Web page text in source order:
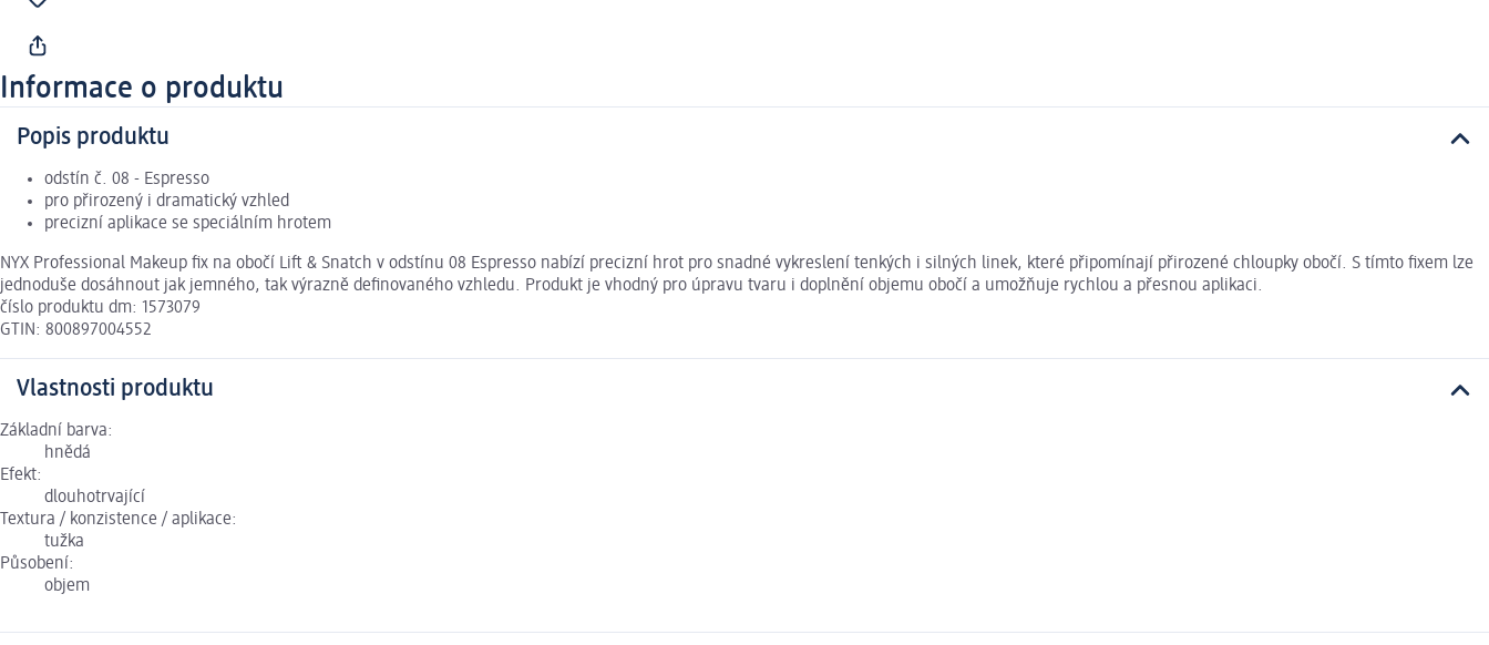
Informace o produktu
Popis produktu
odstín č. 08 - Espresso
pro přirozený i dramatický vzhled
precizní aplikace se speciálním hrotem
NYX Professional Makeup fix na obočí Lift & Snatch v odstínu 08 Espresso nabízí precizní hrot pro snadné vykreslení tenkých i silných linek, které připomínají přirozené chloupky obočí. S tímto fixem lze
jednoduše dosáhnout jak jemného, tak výrazně definovaného vzhledu. Produkt je vhodný pro úpravu tvaru i doplnění objemu obočí a umožňuje rychlou a přesnou aplikaci.
číslo produktu dm: 1573079
GTIN: 800897004552
Vlastnosti produktu
Základní barva:
hnědá
Efekt:
dlouhotrvající
Textura / konzistence / aplikace:
tužka
Působení:
objem